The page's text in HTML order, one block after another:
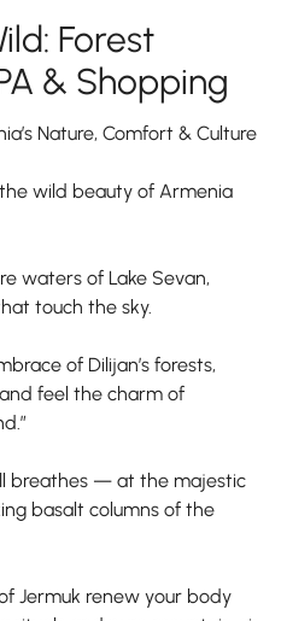
Forest
& Shopping
Nature, Comfort & Culture
wild beauty of Armenia
waters of Lake Sevan,
touch the sky.
of Dilijan’s forests,
feel the charm of
breathes — at the majestic
basalt columns of the
Jermuk renew your body